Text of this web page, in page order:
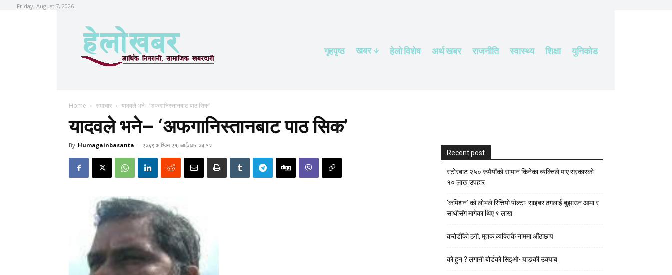
Friday, August 7, 2026
गृहपृष्ठ खबर हेलाे विशेष अर्थ खबर राजनीति स्वास्थ्य शिक्षा युनिकोड
Home समाचार यादवले भने– ‘अफगानिस्तानबाट पाठ सिक’
यादवले भने– ‘अफगानिस्तानबाट पाठ सिक’
By Humagainbasanta - २०६९ आश्विन २१, आईतवार ०३:१२
Recent post
स्टाेरबाट २५० रूपैयाँको सामान किनेका व्यक्तिले पाए सरकारको
१० लाख उपहार
‘कमिशन’ को लोभले रित्तियो पोल्टाः साइबर ठगलाई बुझाउन आमा र
साथीसँग मागेका थिए ९ लाख
करोडौँको ठगी, मृतक व्यक्तिकै नाममा औंठाछाप
को हुन् ? लगानी बोर्डको सिइओ- याङकी उक्याब